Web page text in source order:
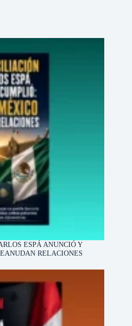
ESPÁ ANUNCIÓ Y
RELACIONES